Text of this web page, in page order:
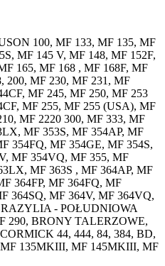
100, MF 133, MF 135, MF
MF 145 V, MF 148, MF 152F,
165, MF 168 , MF 168F, MF
200, MF 230, MF 231, MF
MF 245, MF 250, MF 253
MF 255, MF 255 (USA), MF
MF 2220 300, MF 333, MF
MF 353S, MF 354AP, MF
354FQ, MF 354GE, MF 354S,
MF 354VQ, MF 355, MF
MF 363S , MF 364AP, MF
364FP, MF 364FQ, MF
364SQ, MF 364V, MF 364VQ,
- POŁUDNIOWA
290, BRONY TALERZOWE,
44, 444, 84, 384, BD,
MF 135MKIII, MF 145MKIII, MF